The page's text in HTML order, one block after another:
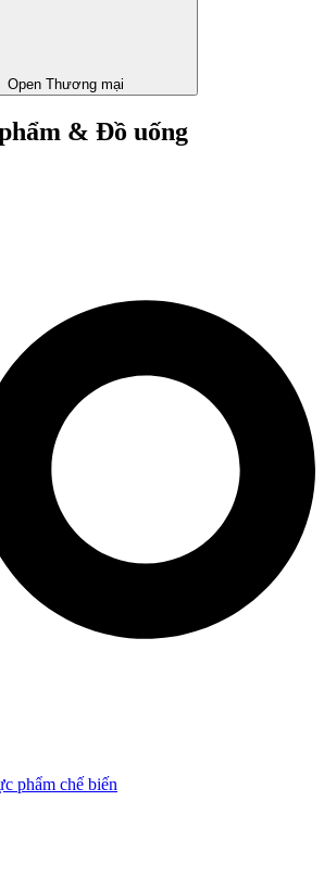
Open Thương mại
& Đồ uống
phẩm chế biến